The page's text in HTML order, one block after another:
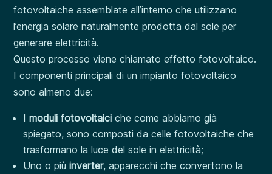
fotovoltaiche assemblate all’interno che utilizzano
l’energia solare naturalmente prodotta dal sole per
generare elettricità.
Questo processo viene chiamato effetto fotovoltaico.
I componenti principali di un impianto fotovoltaico
sono almeno due:
Imoduli fotovoltaici che come abbiamo già
spiegato, sono composti da celle fotovoltaiche che
trasformano la luce del sole in elettricità;
Uno o piùinverter, apparecchi che convertono la